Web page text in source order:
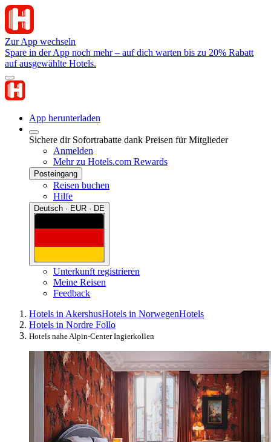
Zur App wechseln
Spare in der App noch mehr – auf dich warten bis zu 20% Rabatt
auf ausgewählte Hotels.
App herunterladen
Sichere dir Sofortrabatte dank Preisen für Mitglieder
Anmelden
Mehr zu Hotels.com Rewards
Posteingang
Reisen buchen
Hilfe
Deutsch · EUR · DE
Unterkunft registrieren
Meine Reisen
Feedback
Hotels in AkershusHotels in NorwegenHotels
Hotels in Nordre Follo
Hotels nahe Alpin-Center Ingierkollen